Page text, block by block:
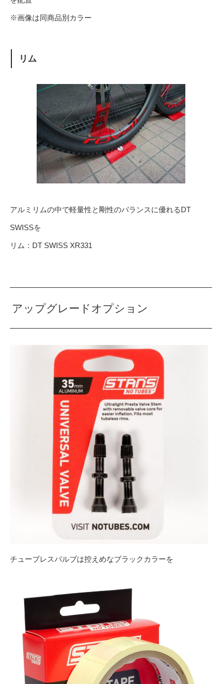
※画像は同商品別カラー
リム
アルミリムの中で軽量性と剛性のバランスに優れるDT
SWISSを
リム：DT SWISS XR331
アップグレードオプション
チューブレスバルブは控えめなブラックカラーを